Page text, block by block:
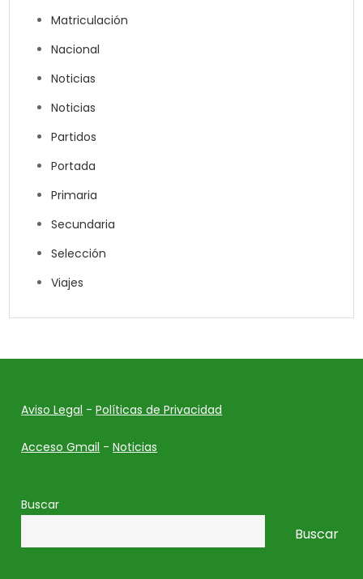
Matriculación
Nacional
Noticias
Noticias
Partidos
Portada
Primaria
Secundaria
Selección
Viajes
Aviso Legal -Políticas de Privacidad
Acceso Gmail -Noticias
Buscar
Buscar